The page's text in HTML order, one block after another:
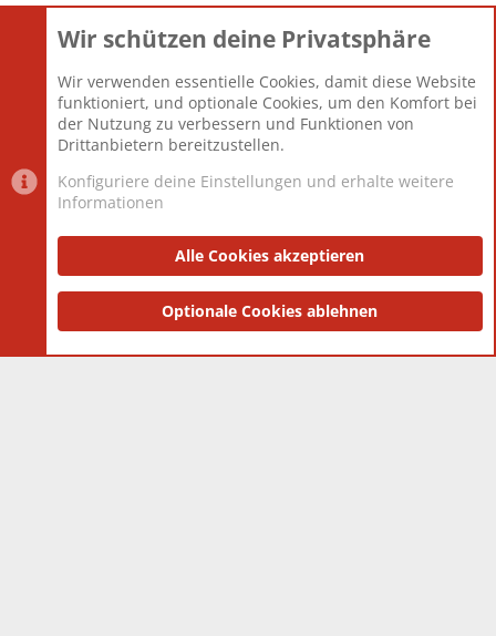
Themen
Mitglieder
12.426
Neuestes Mitglied
nabulamisika
Datenschutzerklärung Impressum
Community platform by XenForo® © 2010-2025 XenForo Ltd.
and add-ons by ThemeHouse
Wir schützen deine Privatsphäre
Wir verwenden essentielle Cookies, damit diese Website
funktioniert, und optionale Cookies, um den Komfort bei
der Nutzung zu verbessern und Funktionen von
Drittanbietern bereitzustellen.
Konfiguriere deine Einstellungen und erhalte weitere
Informationen
Alle Cookies akzeptieren
Optionale Cookies ablehnen